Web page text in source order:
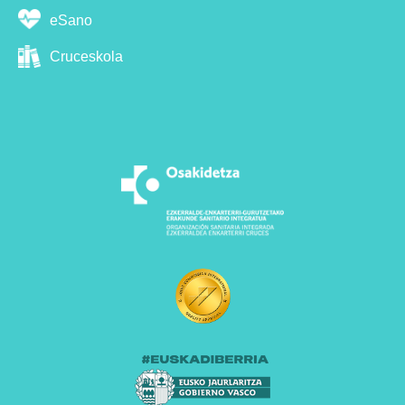
eSano
Cruceskola